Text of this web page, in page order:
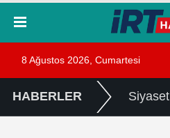
8 Ağustos 2026, Cumartesi
HABERLER Siyaset